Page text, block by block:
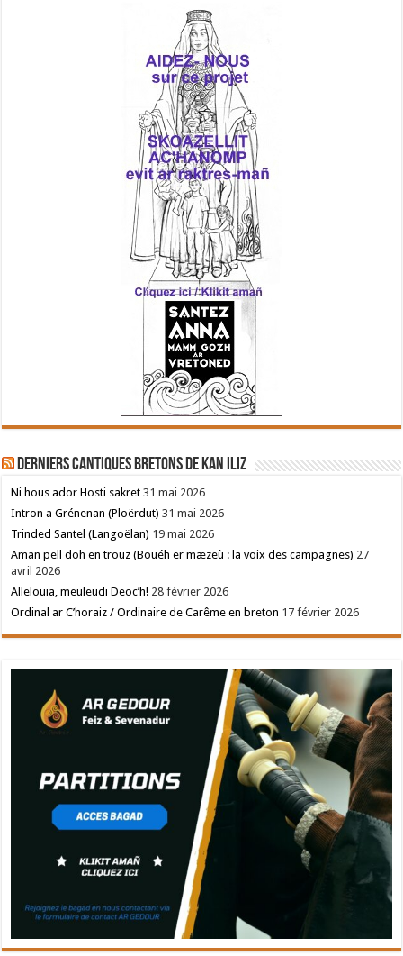
Derniers cantiques bretons de Kan Iliz
Ni hous ador Hosti sakret 31 mai 2026
Intron a Grénenan (Ploërdut) 31 mai 2026
Trinded Santel (Langoëlan) 19 mai 2026
Amañ pell doh en trouz (Bouéh er mæzeù : la voix des campagnes) 27
avril 2026
Allelouia, meuleudi Deoc’h! 28 février 2026
Ordinal ar C’horaiz / Ordinaire de Carême en breton 17 février 2026